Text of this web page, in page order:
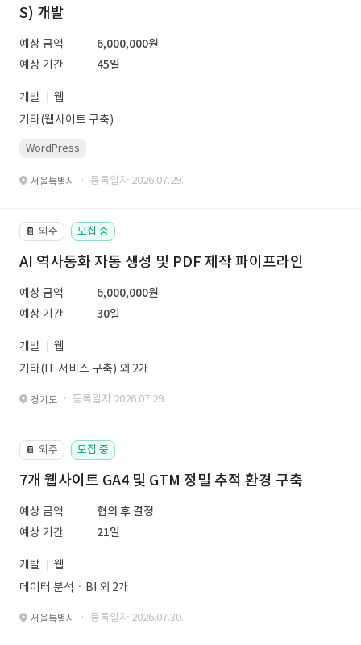
S) 개발
예상 금액
6,000,000원
예상 기간
45일
개발
웹
기타(웹사이트 구축)
WordPress
서울특별시 · 등록일자 2026.07.29.
📔 외주 모집 중
AI 역사동화 자동 생성 및 PDF 제작 파이프라인
예상 금액
6,000,000원
예상 기간
30일
개발
웹
기타(IT 서비스 구축) 외 2개
경기도 · 등록일자 2026.07.29.
📔 외주 모집 중
7개 웹사이트 GA4 및 GTM 정밀 추적 환경 구축
예상 금액
협의 후 결정
예상 기간
21일
개발
웹
데이터 분석ㆍBI 외 2개
서울특별시 · 등록일자 2026.07.30.